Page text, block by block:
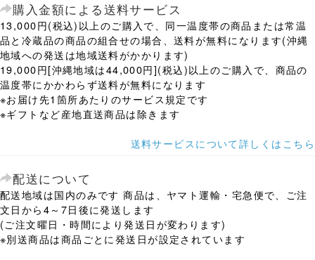
購入金額による送料サービス
13,000円(税込)以上のご購入で、同一温度帯の商品または常温
品と冷蔵品の商品の組合せの場合、送料が無料になります(沖縄
地域への発送は地域送料がかかります)
19,000円[沖縄地域は44,000円](税込)以上のご購入で、商品の
温度帯にかかわらず送料が無料になります
※お届け先1箇所あたりのサービス規定です
※ギフトなど産地直送商品は除きます
送料サービスについて詳しくはこちら
配送について
配送地域は国内のみです 商品は、ヤマト運輸・宅急便で、ご注
文日から4～7日後に発送します
(ご注文曜日・時間により発送日が変わります)
※別送商品は商品ごとに発送日が設定されています